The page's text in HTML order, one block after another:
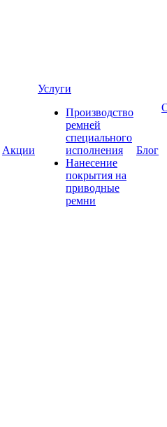
Акции
Услуги
Производство
ремней
специального
исполнения
Нанесение
покрытия на
приводные
ремни
Блог